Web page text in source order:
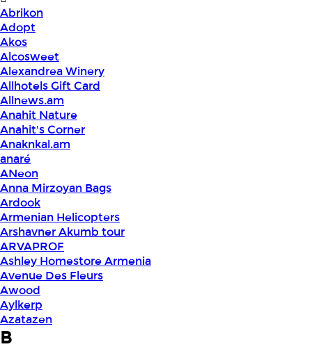
Abrikon
Adopt
Akos
Alcosweet
Alexandrea Winery
Allhotels Gift Card
Allnews.am
Anahit Nature
Anahit's Corner
Anaknkal.am
anaré
ANeon
Anna Mirzoyan Bags
Ardook
Armenian Helicopters
Arshavner Akumb tour
ARVAPROF
Ashley Homestore Armenia
Avenue Des Fleurs
Awood
Aylkerp
Azatazen
B